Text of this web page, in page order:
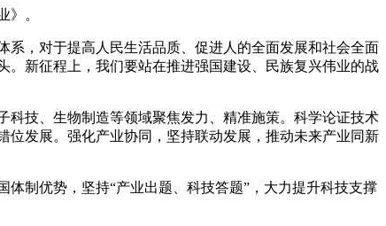
》。
，对于提高人民生活品质、促进人的全面发展和社会全面
新征程上，我们要站在推进强国建设、民族复兴伟业的战
技、生物制造等领域聚焦发力、精准施策。科学论证技术
发展。强化产业协同，坚持联动发展，推动未来产业同新
制优势，坚持“产业出题、科技答题”，大力提升科技支撑